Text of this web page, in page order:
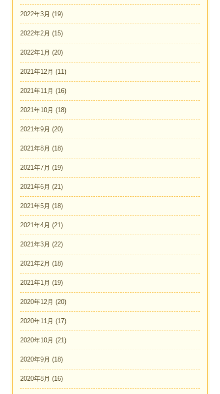
2022年3月 (19)
2022年2月 (15)
2022年1月 (20)
2021年12月 (11)
2021年11月 (16)
2021年10月 (18)
2021年9月 (20)
2021年8月 (18)
2021年7月 (19)
2021年6月 (21)
2021年5月 (18)
2021年4月 (21)
2021年3月 (22)
2021年2月 (18)
2021年1月 (19)
2020年12月 (20)
2020年11月 (17)
2020年10月 (21)
2020年9月 (18)
2020年8月 (16)